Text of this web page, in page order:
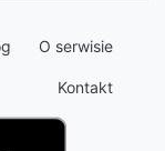
O serwisie
Kontakt